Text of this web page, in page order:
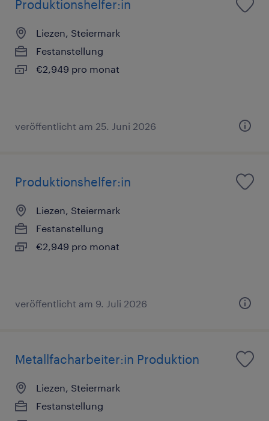
Produktionshelfer:in
Liezen, Steiermark
Festanstellung
€2,949 pro monat
veröffentlicht am 25. Juni 2026
Produktionshelfer:in
Liezen, Steiermark
Festanstellung
€2,949 pro monat
veröffentlicht am 9. Juli 2026
Metallfacharbeiter:in Produktion
Liezen, Steiermark
Festanstellung